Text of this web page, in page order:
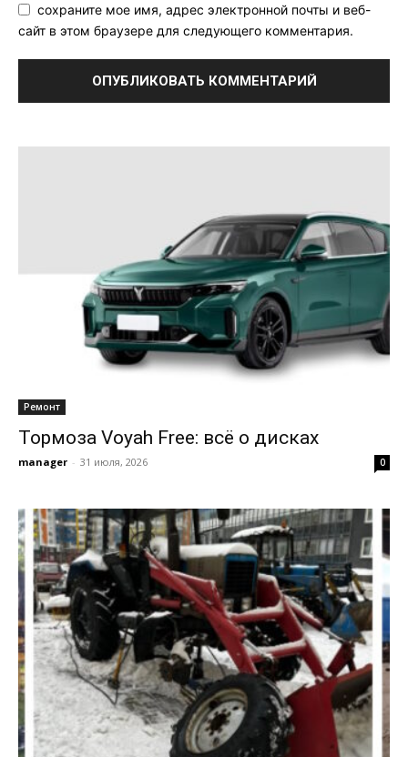
сохраните мое имя, адрес электронной почты и веб-
сайт в этом браузере для следующего комментария.
Ремонт
Тормоза Voyah Free: всё о дисках
manager - 31 июля, 2026 0